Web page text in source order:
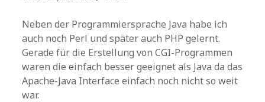
Neben der Programmiersprache Java habe ich
auch noch Perl und später auch PHP gelernt.
Gerade für die Erstellung von CGI-Programmen
waren die einfach besser geeignet als Java da das
Apache-Java Interface einfach noch nicht so weit
war.